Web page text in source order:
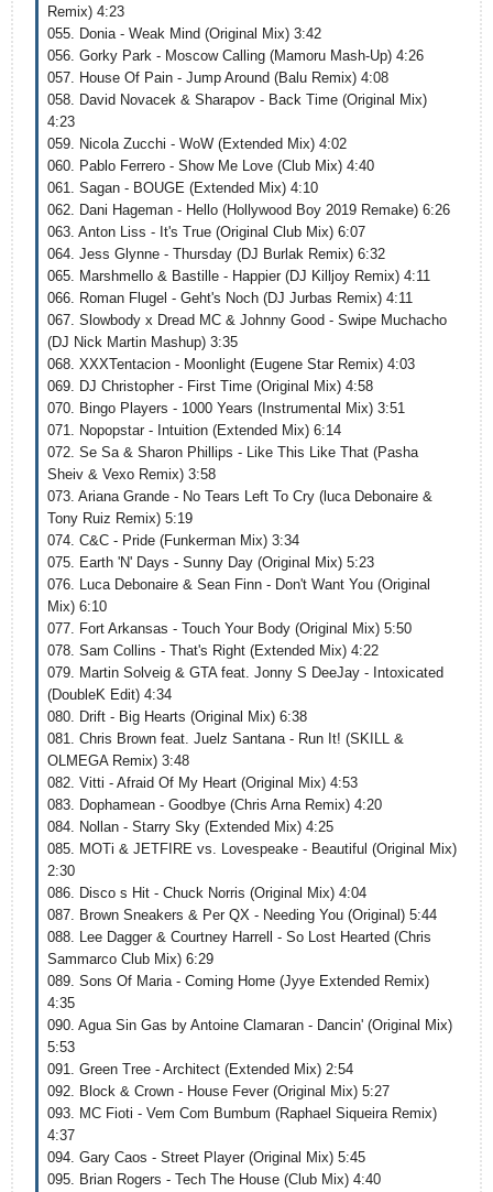
Remix) 4:23
055. Donia - Weak Mind (Original Mix) 3:42
056. Gorky Park - Moscow Calling (Mamoru Mash-Up) 4:26
057. House Of Pain - Jump Around (Balu Remix) 4:08
058. David Novacek & Sharapov - Back Time (Original Mix)
4:23
059. Nicola Zucchi - WoW (Extended Mix) 4:02
060. Pablo Ferrero - Show Me Love (Club Mix) 4:40
061. Sagan - BOUGE (Extended Mix) 4:10
062. Dani Hageman - Hello (Hollywood Boy 2019 Remake) 6:26
063. Anton Liss - It's True (Original Club Mix) 6:07
064. Jess Glynne - Thursday (DJ Burlak Remix) 6:32
065. Marshmello & Bastille - Happier (DJ Killjoy Remix) 4:11
066. Roman Flugel - Geht's Noch (DJ Jurbas Remix) 4:11
067. Slowbody x Dread MC & Johnny Good - Swipe Muchacho
(DJ Nick Martin Mashup) 3:35
068. XXXTentacion - Moonlight (Eugene Star Remix) 4:03
069. DJ Christopher - First Time (Original Mix) 4:58
070. Bingo Players - 1000 Years (Instrumental Mix) 3:51
071. Nopopstar - Intuition (Extended Mix) 6:14
072. Se Sa & Sharon Phillips - Like This Like That (Pasha
Sheiv & Vexo Remix) 3:58
073. Ariana Grande - No Tears Left To Cry (luca Debonaire &
Tony Ruiz Remix) 5:19
074. C&C - Pride (Funkerman Mix) 3:34
075. Earth 'N' Days - Sunny Day (Original Mix) 5:23
076. Luca Debonaire & Sean Finn - Don't Want You (Original
Mix) 6:10
077. Fort Arkansas - Touch Your Body (Original Mix) 5:50
078. Sam Collins - That's Right (Extended Mix) 4:22
079. Martin Solveig & GTA feat. Jonny S DeeJay - Intoxicated
(DoubleK Edit) 4:34
080. Drift - Big Hearts (Original Mix) 6:38
081. Chris Brown feat. Juelz Santana - Run It! (SKILL &
OLMEGA Remix) 3:48
082. Vitti - Afraid Of My Heart (Original Mix) 4:53
083. Dophamean - Goodbye (Chris Arna Remix) 4:20
084. Nollan - Starry Sky (Extended Mix) 4:25
085. MOTi & JETFIRE vs. Lovespeake - Beautiful (Original Mix)
2:30
086. Disco s Hit - Chuck Norris (Original Mix) 4:04
087. Brown Sneakers & Per QX - Needing You (Original) 5:44
088. Lee Dagger & Courtney Harrell - So Lost Hearted (Chris
Sammarco Club Mix) 6:29
089. Sons Of Maria - Coming Home (Jyye Extended Remix)
4:35
090. Agua Sin Gas by Antoine Clamaran - Dancin' (Original Mix)
5:53
091. Green Tree - Architect (Extended Mix) 2:54
092. Block & Crown - House Fever (Original Mix) 5:27
093. MC Fioti - Vem Com Bumbum (Raphael Siqueira Remix)
4:37
094. Gary Caos - Street Player (Original Mix) 5:45
095. Brian Rogers - Tech The House (Club Mix) 4:40